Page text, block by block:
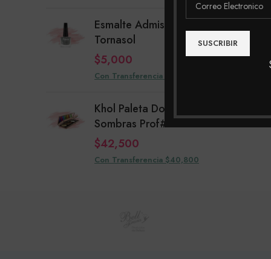
Esmalte Admiss Brillo
Tornasol
$5,000
Con Transferencia $4,800
Khol Paleta Doble De
Sombras Prof#1
$42,500
Con Transferencia $40,800